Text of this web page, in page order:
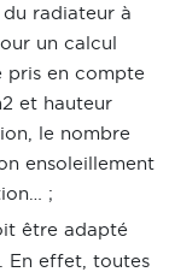
radiateur à
un calcul
pris en compte
et hauteur
le nombre
ensoleillement
;
être adapté
En effet, toutes